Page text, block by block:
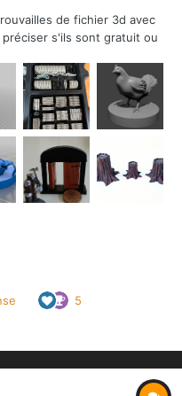
de fichier 3d avec
s'ils sont gratuit ou
beaucoup de Mobilier
5